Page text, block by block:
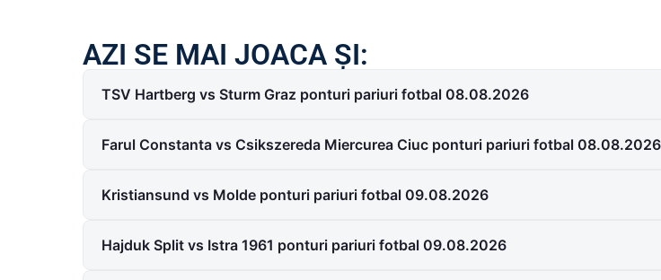
AZI SE MAI JOACA ȘI:
TSV Hartberg vs Sturm Graz ponturi pariuri fotbal 08.08.2026
Farul Constanta vs Csikszereda Miercurea Ciuc ponturi pariuri fotbal 08.08.2026
Kristiansund vs Molde ponturi pariuri fotbal 09.08.2026
Hajduk Split vs Istra 1961 ponturi pariuri fotbal 09.08.2026